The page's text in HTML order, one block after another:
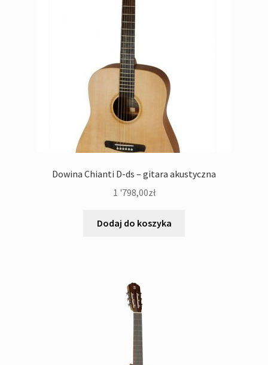
Dowina Chianti D-ds – gitara akustyczna
1 '798,00zł
Dodaj do koszyka